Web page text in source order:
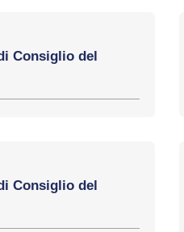
Consiglio del
Consiglio del